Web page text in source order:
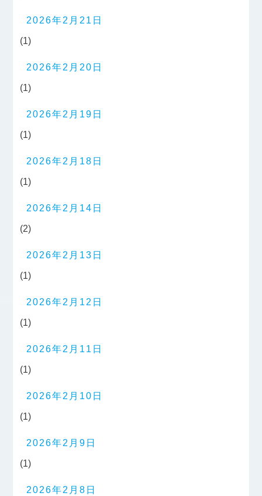
2026年2月21日
(1)
2026年2月20日
(1)
2026年2月19日
(1)
2026年2月18日
(1)
2026年2月14日
(2)
2026年2月13日
(1)
2026年2月12日
(1)
2026年2月11日
(1)
2026年2月10日
(1)
2026年2月9日
(1)
2026年2月8日